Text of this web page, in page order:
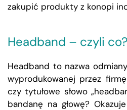
zakupić produkty z konopi
Headband – czyli co?
Headband to nazwa
wyprodukowanej przez
czy tytułowe słowo
bandanę na głowę?